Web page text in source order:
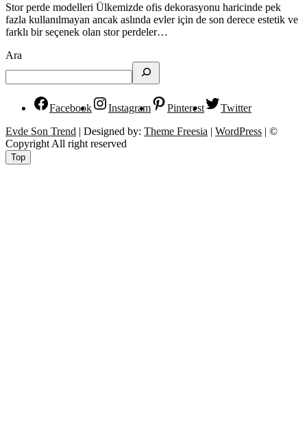
Stor perde modelleri Ülkemizde ofis dekorasyonu haricinde pek
fazla kullanılmayan ancak aslında evler için de son derece estetik ve
farklı bir seçenek olan stor perdeler…
Ara
Facebook Instagram Pinterest
Twitter
Evde Son Trend | Designed by: Theme Freesia | WordPress | ©
Copyright All right reserved
Top